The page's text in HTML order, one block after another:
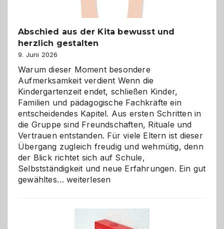
Abschied aus der Kita bewusst und
herzlich gestalten
9. Juni 2026
Warum dieser Moment besondere
Aufmerksamkeit verdient Wenn die
Kindergartenzeit endet, schließen Kinder,
Familien und pädagogische Fachkräfte ein
entscheidendes Kapitel. Aus ersten Schritten in
die Gruppe sind Freundschaften, Rituale und
Vertrauen entstanden. Für viele Eltern ist dieser
Übergang zugleich freudig und wehmütig, denn
der Blick richtet sich auf Schule,
Selbstständigkeit und neue Erfahrungen. Ein gut
gewähltes…Abschied
bewusst
weiterlesen